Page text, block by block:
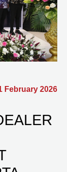
February 2026